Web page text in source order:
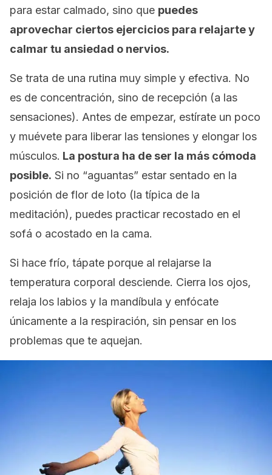
para estar calmado, sino que puedes
aprovechar ciertos ejercicios para relajarte y
calmar tu ansiedad o nervios.
Se trata de una rutina muy simple y efectiva. No
es de concentración, sino de recepción (a las
sensaciones). Antes de empezar, estírate un poco
y muévete para liberar las tensiones y elongar los
músculos. La postura ha de ser la más cómoda
posible. Si no “aguantas” estar sentado en la
posición de flor de loto (la típica de la
meditación), puedes practicar recostado en el
sofá o acostado en la cama.
Si hace frío, tápate porque al relajarse la
temperatura corporal desciende. Cierra los ojos,
relaja los labios y la mandíbula y enfócate
únicamente a la respiración, sin pensar en los
problemas que te aquejan.